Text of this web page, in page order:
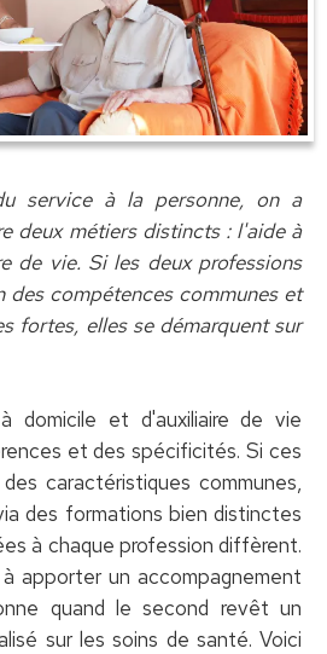
service à la personne, on a
deux métiers distincts : l'aide à
de vie. Si les deux professions
des compétences communes et
fortes, elles se démarquent sur
domicile et d'auxiliaire de vie
et des spécificités. Si ces
caractéristiques communes,
des formations bien distinctes
à chaque profession diffèrent.
apporter un accompagnement
quand le second revêt un
sur les soins de santé. Voici